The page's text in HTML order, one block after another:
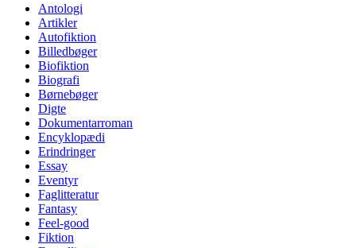
Antologi
Artikler
Autofiktion
Billedbøger
Biofiktion
Biografi
Børnebøger
Digte
Dokumentarroman
Encyklopædi
Erindringer
Essay
Eventyr
Faglitteratur
Fantasy
Feel-good
Fiktion